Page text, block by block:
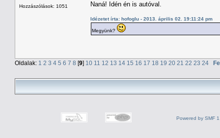
Hozzászólások: 1051
Naná! Idén én is autóval.
Idézetet írta: hofoglu - 2013. április 02. 19:11:24 pm
Megyünk?
Oldalak: 1 2 3 4 5 6 7 8 [9] 10 11 12 13 14 15 16 17 18 19 20 21 22 23 24
Powered by SMF